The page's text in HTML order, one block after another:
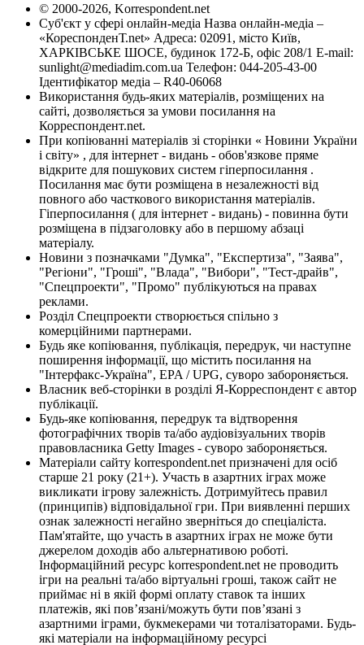
© 2000-2026, Korrespondent.net
Суб'єкт у сфері онлайн-медіа Назва онлайн-медіа –
«КореспонденТ.net» Адреса: 02091, місто Київ,
ХАРКІВСЬКЕ ШОСЕ, будинок 172-Б, офіс 208/1 E-mail:
sunlight@mediadim.com.ua Телефон: 044-205-43-00
Ідентифікатор медіа – R40-06068
Використання будь-яких матеріалів, розміщених на
сайті, дозволяється за умови посилання на
Корреспондент.net.
При копіюванні матеріалів зі сторінки « Новини України
і світу» , для інтернет - видань - обов'язкове пряме
відкрите для пошукових систем гіперпосилання .
Посилання має бути розміщена в незалежності від
повного або часткового використання матеріалів.
Гіперпосилання ( для інтернет - видань) - повинна бути
розміщена в підзаголовку або в першому абзаці
матеріалу.
Новини з позначками "Думка", "Експертиза", "Заява",
"Регіони", "Гроші", "Влада", "Вибори", "Тест-драйв",
"Спецпроекти", "Промо" публікуються на правах
реклами.
Розділ Спецпроекти створюється спільно з
комерційними партнерами.
Будь яке копіювання, публікація, передрук, чи наступне
поширення інформації, що містить посилання на
"Інтерфакс-Україна", EPA / UPG, суворо забороняється.
Власник веб-сторінки в розділі Я-Корреспондент є автор
публікації.
Будь-яке копіювання, передрук та відтворення
фотографічних творів та/або аудіовізуальних творів
правовласника Getty Images - суворо забороняється.
Матеріали сайту korrespondent.net призначені для осіб
старше 21 року (21+). Участь в азартних іграх може
викликати ігрову залежність. Дотримуйтесь правил
(принципів) відповідальної гри. При виявленні перших
ознак залежності негайно зверніться до спеціаліста.
Пам'ятайте, що участь в азартних іграх не може бути
джерелом доходів або альтернативою роботі.
Інформаційний ресурс korrespondent.net не проводить
ігри на реальні та/або віртуальні гроші, також сайт не
приймає ні в якій формі оплату ставок та інших
платежів, які пов’язані/можуть бути пов’язані з
азартними іграми, букмекерами чи тоталізаторами. Будь-
які матеріали на інформаційному ресурсі